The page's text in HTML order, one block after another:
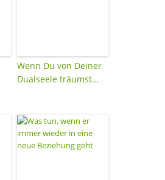
Wenn Du von Deiner
Dualseele träumst…